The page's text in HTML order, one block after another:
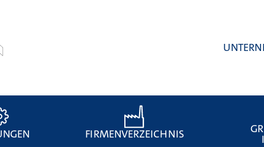
FIRMENVERZEICHNIS